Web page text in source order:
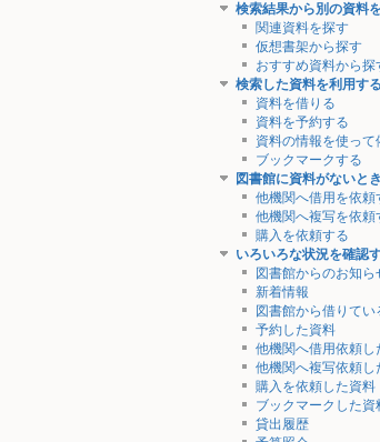
検索結果から別の資料
関連資料を探す
仮想書架から探す
おすすめ資料から探
検索した資料を利用する
資料を借りる
資料を予約する
資料の情報を使って
ブックマークする
図書館に資料がないと
他機関へ借用を依頼
他機関へ複写を依頼
購入を依頼する
いろいろな状況を確認
図書館からのお知ら
新着情報
図書館から借りてい
予約した資料
他機関へ借用依頼し
他機関へ複写依頼し
購入を依頼した資料
ブックマークした資
貸出履歴